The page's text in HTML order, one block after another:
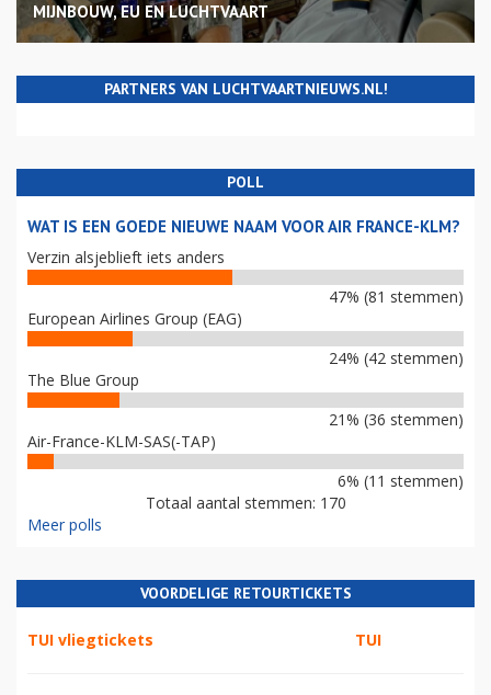
MIJNBOUW, EU EN LUCHTVAART
PARTNERS VAN LUCHTVAARTNIEUWS.NL!
POLL
WAT IS EEN GOEDE NIEUWE NAAM VOOR AIR FRANCE-KLM?
Verzin alsjeblieft iets anders
47% (81 stemmen)
European Airlines Group (EAG)
24% (42 stemmen)
The Blue Group
21% (36 stemmen)
Air-France-KLM-SAS(-TAP)
6% (11 stemmen)
Totaal aantal stemmen: 170
Meer polls
VOORDELIGE RETOURTICKETS
TUI vliegtickets TUI